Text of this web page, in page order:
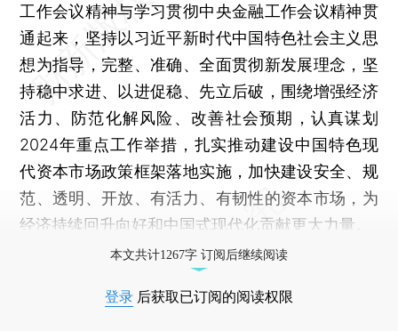
工作会议精神与学习贯彻中央金融工作会议精神贯
通起来，坚持以习近平新时代中国特色社会主义思
想为指导，完整、准确、全面贯彻新发展理念，坚
持稳中求进、以进促稳、先立后破，围绕增强经济
活力、防范化解风险、改善社会预期，认真谋划
2024年重点工作举措，扎实推动建设中国特色现
代资本市场政策框架落地实施，加快建设安全、规
范、透明、开放、有活力、有韧性的资本市场，为
经济持续回升向好和中国式现代化贡献更大力量。
本文共计1267字 订阅后继续阅读
登录 后获取已订阅的阅读权限